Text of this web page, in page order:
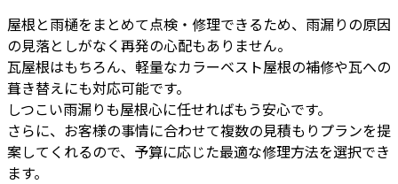
屋根と雨樋をまとめて点検・修理できるため、雨漏りの原因
の見落としがなく再発の心配もありません。
瓦屋根はもちろん、軽量なカラーベスト屋根の補修や瓦への
葺き替えにも対応可能です。
しつこい雨漏りも屋根心に任せればもう安心です。
さらに、お客様の事情に合わせて複数の見積もりプランを提
案してくれるので、予算に応じた最適な修理方法を選択でき
ます。